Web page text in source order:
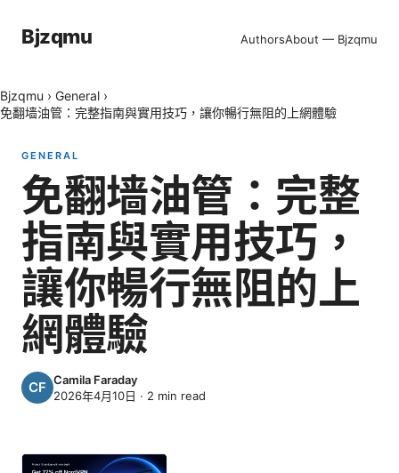
Bjzqmu AuthorsAbout — Bjzqmu
Bjzqmu › General ›
免翻墙油管：完整指南與實用技巧，讓你暢行無阻的上網體驗
GENERAL
免翻墙油管：完整
指南與實用技巧，
讓你暢行無阻的上
網體驗
Camila Faraday
2026年4月10日 · 2 min read